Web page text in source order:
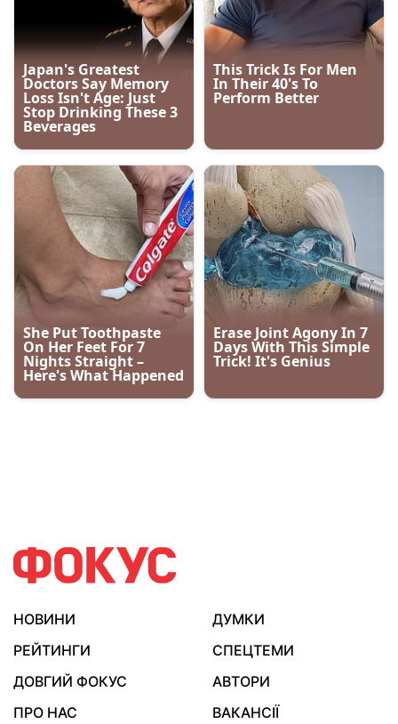
НОВИНИ
ДУМКИ
РЕЙТИНГИ
СПЕЦТЕМИ
ДОВГИЙ ФОКУС
АВТОРИ
ПРО НАС
ВАКАНСІЇ